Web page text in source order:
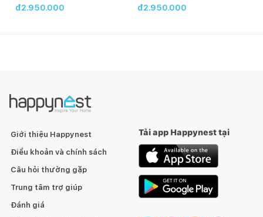
đ2.950.000 đ2.950.000
Giới thiệu Happynest
Điều khoản và chính sách
Câu hỏi thường gặp
Trung tâm trợ giúp
Đánh giá
Tải app Happynest tại